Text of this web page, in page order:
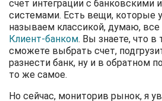
счет интеграции с банковскими
системами. Есть вещи, которые
называем классикой, думаю, все
Клиент-банком. Вы знаете, что в
сможете выбрать счет,
разнести банк, ну и в обратном
то же самое.
Но сейчас, мониторив рынок, я